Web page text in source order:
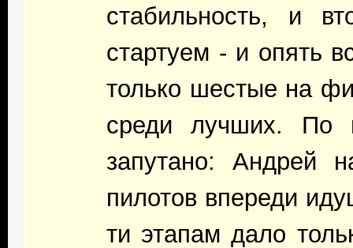
стабильность, и
стартуем - и опять
только шестые на
среди лучших. По
запутано: Андрей
пилотов впереди
ти этапам дало